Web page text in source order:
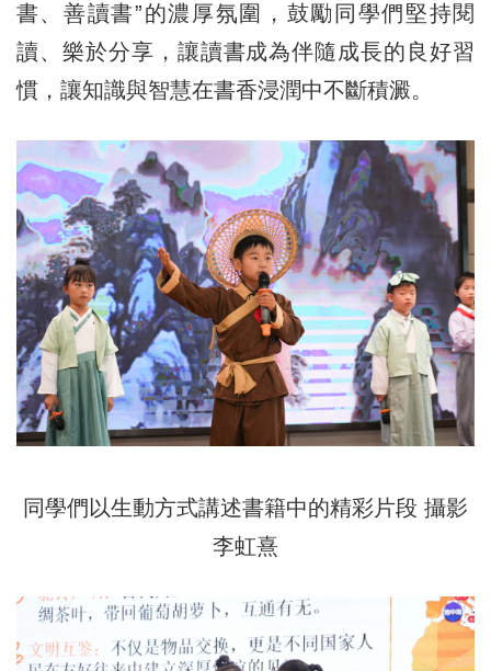
書、善讀書”的濃厚氛圍，鼓勵同學們堅持閱
讀、樂於分享，讓讀書成為伴隨成長的良好習
慣，讓知識與智慧在書香浸潤中不斷積澱。
同學們以生動方式講述書籍中的精彩片段 攝影
李虹熹